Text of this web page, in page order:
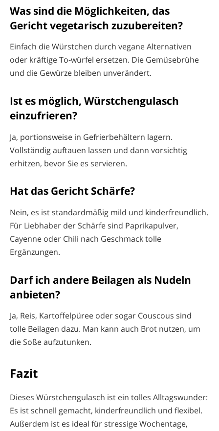
Was sind die Möglichkeiten, das
Gericht vegetarisch zuzubereiten?
Einfach die Würstchen durch vegane Alternativen
oder kräftige To-würfel ersetzen. Die Gemüsebrühe
und die Gewürze bleiben unverändert.
Ist es möglich, Würstchengulasch
einzufrieren?
Ja, portionsweise in Gefrierbehältern lagern.
Vollständig auftauen lassen und dann vorsichtig
erhitzen, bevor Sie es servieren.
Hat das Gericht Schärfe?
Nein, es ist standardmäßig mild und kinderfreundlich.
Für Liebhaber der Schärfe sind Paprikapulver,
Cayenne oder Chili nach Geschmack tolle
Ergänzungen.
Darf ich andere Beilagen als Nudeln
anbieten?
Ja, Reis, Kartoffelpüree oder sogar Couscous sind
tolle Beilagen dazu. Man kann auch Brot nutzen, um
die Soße aufzutunken.
Fazit
Dieses Würstchengulasch ist ein tolles Alltagswunder:
Es ist schnell gemacht, kinderfreundlich und flexibel.
Außerdem ist es ideal für stressige Wochentage,